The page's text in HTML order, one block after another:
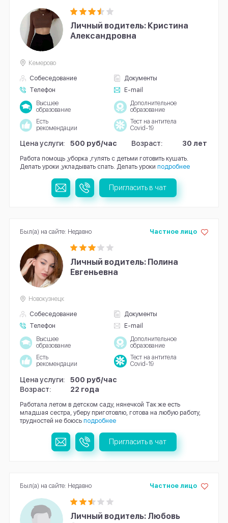
Личный водитель: Кристина
Александровна
Собеседование
Документы
Телефон
E-mail
Кемерово
Высшее
образование
Дополнительное
образование
Есть
рекомендации
Тест на антитела
Covid-19
Цена услуги: 500 руб/час Возраст: 30 лет
Работа помощь ,уборка ,гулять с детьми готовить кушать.
Делать уроки ,укладывать спать. Делать уроки подробнее
Пригласить в чат
Личный водитель: Полина
Евгеньевна
Собеседование
Документы
Телефон
E-mail
Частное лицо
Новокузнецк
Высшее
образование
Дополнительное
образование
Есть
рекомендации
Тест на антитела
Covid-19
Цена услуги:
500 руб/час
Возраст:
22 года
Работала летом в детском саду, нянечкой Так же есть
младшая сестра, уберу приготовлю, готова на любую работу,
трудностей не боюсь подробнее
Был(а) на сайте: Недавно
Пригласить в чат
Личный водитель: Любовь
Частное лицо
Был(а) на сайте: Недавно